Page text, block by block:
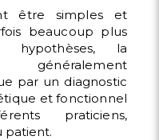
être simples et
beaucoup plus
hypothèses, la
par un diagnostic
et fonctionnel
praticiens,
patient.